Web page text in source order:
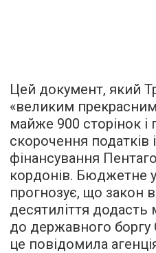
Цей документ, який
«великим
майже 900 сторінок і
скорочення податків
фінансування
кордонів. Бюджетне
прогнозує, що закон
десятиліття
до державного
це повідомила